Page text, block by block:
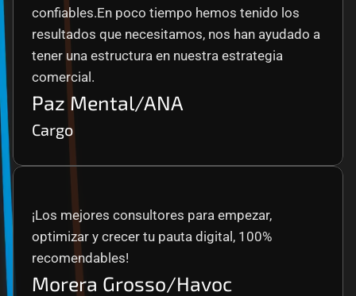
confiables.En poco tiempo hemos tenido los
resultados que necesitamos, nos han ayudado a
tener una estructura en nuestra estrategia
comercial.
Paz Mental/ANA
Cargo
¡Los mejores consultores para empezar,
optimizar y crecer tu pauta digital, 100%
recomendables!
Morera Grosso/Havoc